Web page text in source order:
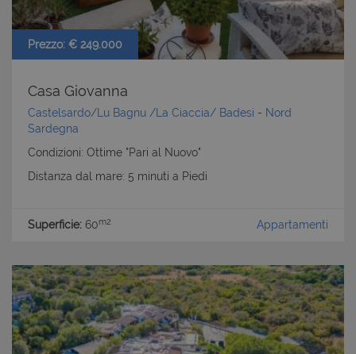
Prezzo: € 249.000
Casa Giovanna
Castelsardo/Lu Bagnu /La Ciaccia/ Badesi - Nord
Sardegna
Condizioni: Ottime "Pari al Nuovo"
Distanza dal mare: 5 minuti a Piedi
Superficie: 60m2 Appartamenti